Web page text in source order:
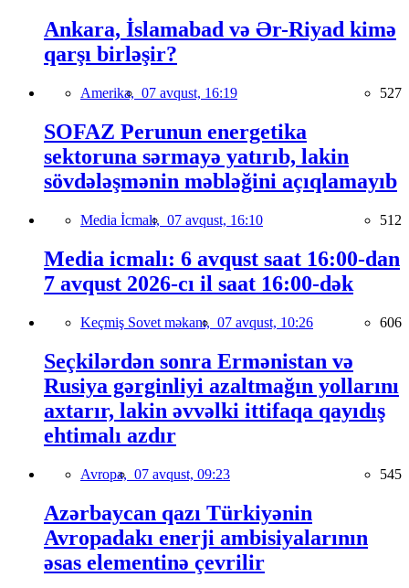
Ankara, İslamabad və Ər-Riyad kimə
qarşı birləşir?
Amerika, 07 avqust, 16:19 527
SOFAZ Perunun energetika
sektoruna sərmayə yatırıb, lakin
sövdələşmənin məbləğini açıqlamayıb
Media İcmalı, 07 avqust, 16:10 512
Media icmalı: 6 avqust saat 16:00-dan
7 avqust 2026-cı il saat 16:00-dək
Keçmiş Sovet məkanı, 07 avqust, 10:26 606
Seçkilərdən sonra Ermənistan və
Rusiya gərginliyi azaltmağın yollarını
axtarır, lakin əvvəlki ittifaqa qayıdış
ehtimalı azdır
Avropa, 07 avqust, 09:23 545
Azərbaycan qazı Türkiyənin
Avropadakı enerji ambisiyalarının
əsas elementinə çevrilir